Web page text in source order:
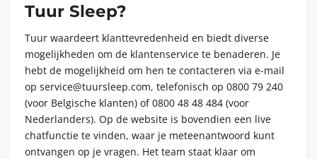
Tuur Sleep?
Tuur waardeert klanttevredenheid en biedt diverse
mogelijkheden om de klantenservice te benaderen. Je
hebt de mogelijkheid om hen te contacteren via e-mail
op service@tuursleep.com, telefonisch op 0800 79 240
(voor Belgische klanten) of 0800 48 48 484 (voor
Nederlanders). Op de website is bovendien een live
chatfunctie te vinden, waar je meteenantwoord kunt
ontvangen op je vragen. Het team staat klaar om